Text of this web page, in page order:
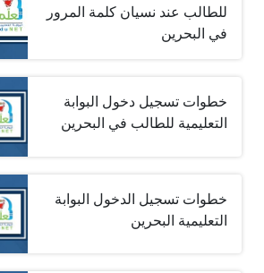
للطالب عند نسيان كلمة المرور
في البحرين
خطوات تسجيل دخول البوابة
التعليمية للطالب في البحرين
خطوات تسجيل الدخول البوابة
التعليمية البحرين